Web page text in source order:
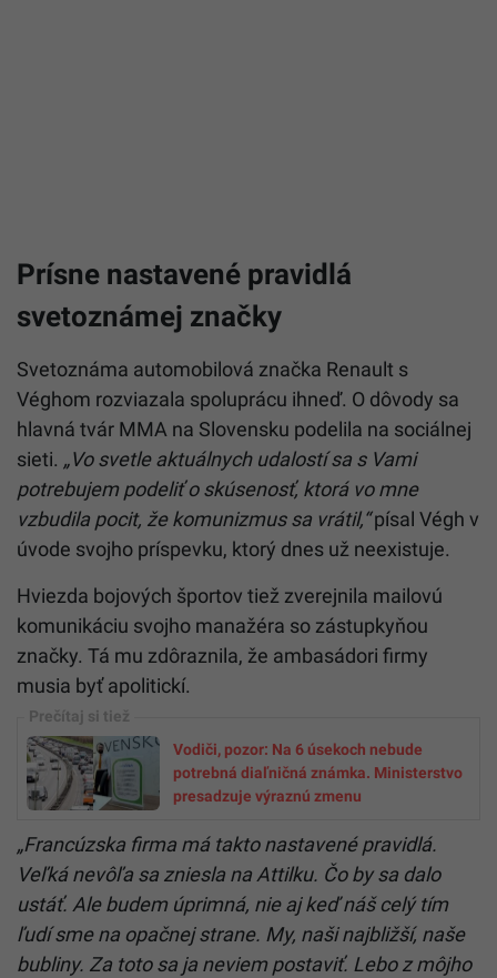
Prísne nastavené pravidlá
svetoznámej značky
Svetoznáma automobilová značka Renault s
Véghom rozviazala spoluprácu ihneď. O dôvody sa
hlavná tvár MMA na Slovensku podelila na sociálnej
sieti. „Vo svetle aktuálnych udalostí sa s Vami
potrebujem podeliť o skúsenosť, ktorá vo mne
vzbudila pocit, že komunizmus sa vrátil,“písal Végh v
úvode svojho príspevku, ktorý dnes už neexistuje.
Hviezda bojových športov tiež zverejnila mailovú
komunikáciu svojho manažéra so zástupkyňou
značky. Tá mu zdôraznila, že ambasádori firmy
musia byť apolitickí.
Vodiči, pozor: Na 6 úsekoch nebude
potrebná diaľničná známka. Ministerstvo
presadzuje výraznú zmenu
„Francúzska firma má takto nastavené pravidlá.
Veľká nevôľa sa zniesla na Attilku. Čo by sa dalo
ustáť. Ale budem úprimná, nie aj keď náš celý tím
ľudí sme na opačnej strane. My, naši najbližší, naše
bubliny. Za toto sa ja neviem postaviť. Lebo z môjho